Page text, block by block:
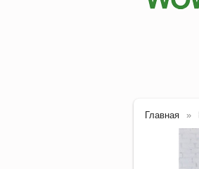
Главная